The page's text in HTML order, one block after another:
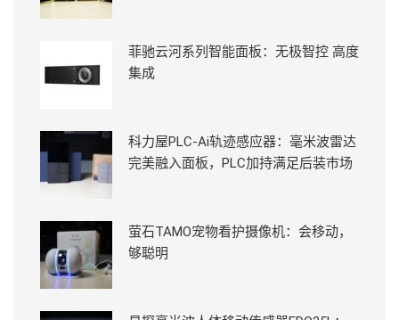
菲驰云河系列智能面板：无极智控 高度
集成
科力屋PLC-Ai轨迹感应器：毫米波雷达
完美融入面板，PLC加持满足后装市场
萤石TAMO宠物看护摄像机：会移动，
够聪明